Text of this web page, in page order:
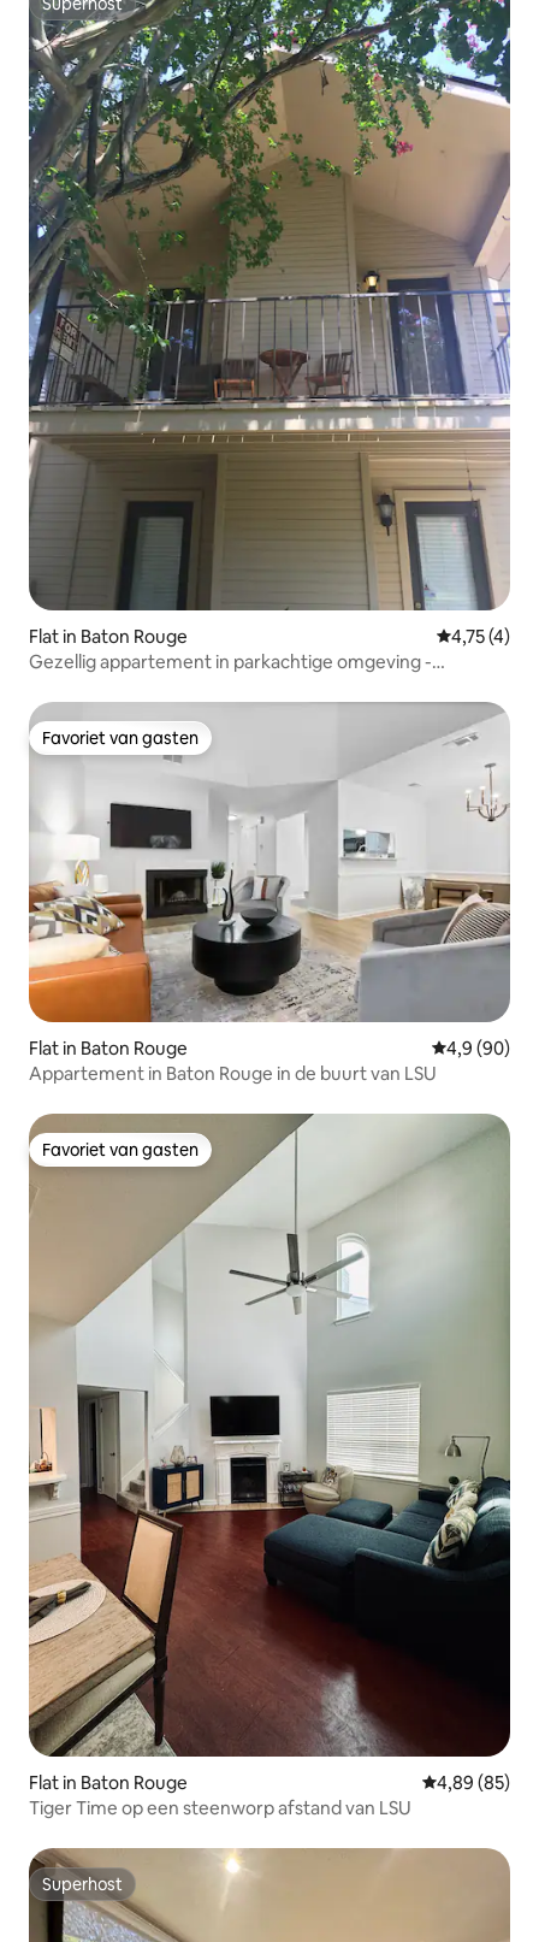
Superhost
Flat in Baton Rouge
4,75 (4)
Gezellig appartement in parkachtige omgeving -
Favoriet van gasten
Favoriet van gasten
Flat in Baton Rouge Gemiddelde
4,9 (90)
Appartement in Baton Rouge in de buurt van LSU
Favoriet van gasten
Favoriet van gasten
Flat in Baton Rouge Gemiddelde
4,89 (85)
Tiger Time op een steenworp afstand van LSU
Superhost
Superhost